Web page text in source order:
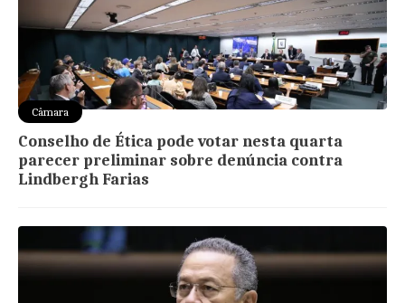
Câmara
Conselho de Ética pode votar nesta quarta
parecer preliminar sobre denúncia contra
Lindbergh Farias